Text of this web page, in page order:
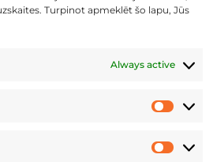
Turpinot apmeklēt šo lapu, Jūs
Always active